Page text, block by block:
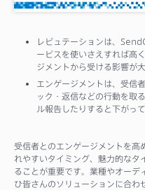
レピュテーションは、
ービスを使いさえすれば高
ジメントから受ける影響が
エンゲージメントは、受信
ック・返信などの行動を取
ル報告したりすると下がって
受信者とのエンゲージメントを
れやすいタイミング、魅力的なタ
ることが重要です。業種やオー
ひ皆さんのソリューションに合わ